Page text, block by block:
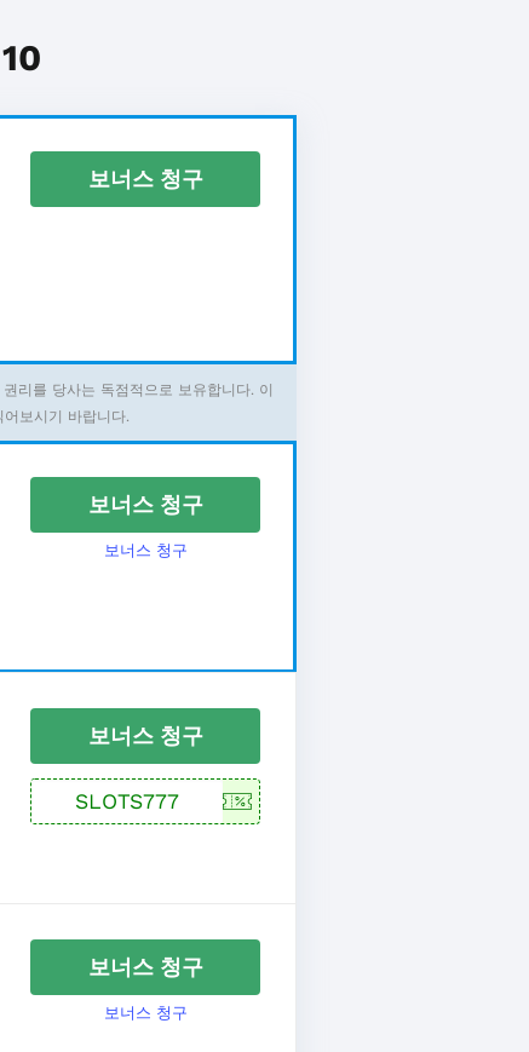
보너스 청구
리를 당사는 독점적으로 보유합니다. 이
보시기 바랍니다.
보너스 청구
보너스 청구
보너스 청구
보너스 청구
보너스 청구